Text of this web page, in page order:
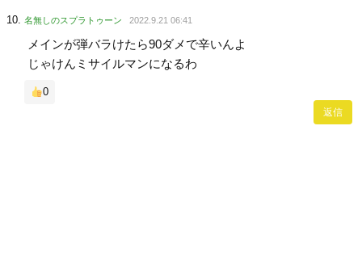
名無しのスプラトゥーン 2022.9.21 06:41
メインが弾バラけたら90ダメで辛いんよ
じゃけんミサイルマンになるわ
0
返信